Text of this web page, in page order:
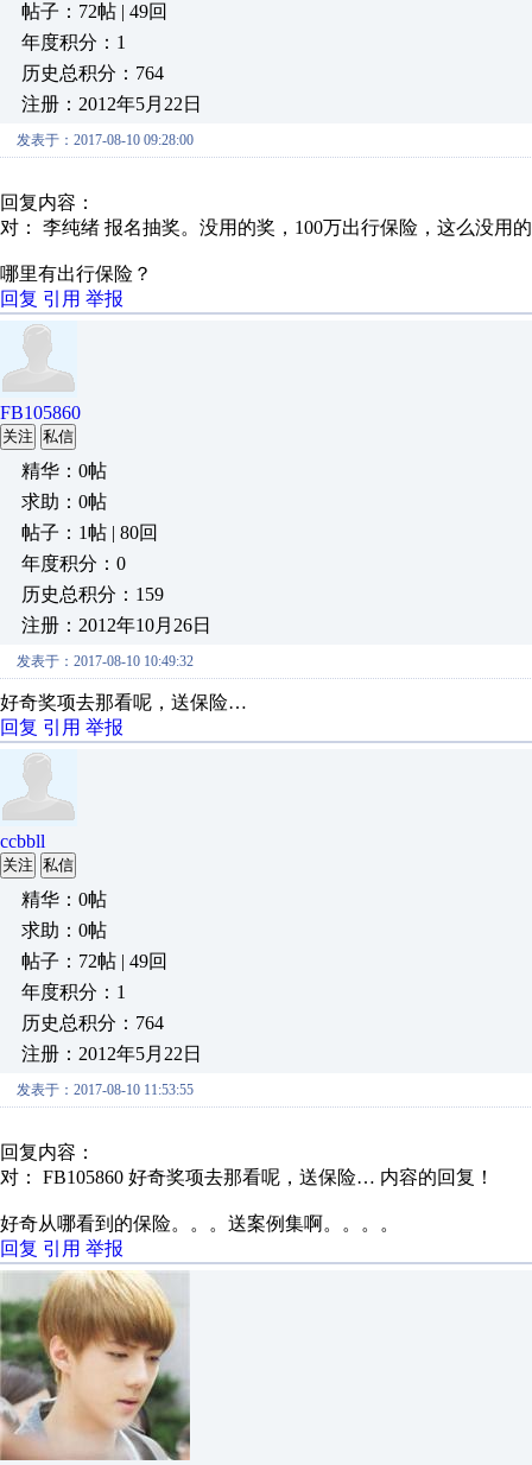
帖子：72帖 | 49回
年度积分：1
历史总积分：764
注册：2012年5月22日
发表于：2017-08-10 09:28:00
回复内容：
对： 李纯绪 报名抽奖。没用的奖，100万出行保险，这么没用
哪里有出行保险？
回复 引用 举报
FB105860
关注 私信
精华：0帖
求助：0帖
帖子：1帖 | 80回
年度积分：0
历史总积分：159
注册：2012年10月26日
发表于：2017-08-10 10:49:32
好奇奖项去那看呢，送保险…
回复 引用 举报
ccbbll
关注 私信
精华：0帖
求助：0帖
帖子：72帖 | 49回
年度积分：1
历史总积分：764
注册：2012年5月22日
发表于：2017-08-10 11:53:55
回复内容：
对： FB105860 好奇奖项去那看呢，送保险… 内容的回复！
好奇从哪看到的保险。。。送案例集啊。。。。
回复 引用 举报